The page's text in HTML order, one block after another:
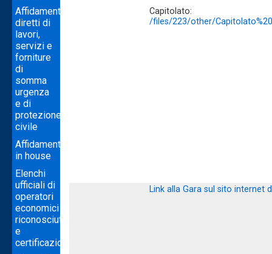
Affidamenti
diretti di
lavori,
servizi e
forniture
di
somma
urgenza
e di
protezione
civile
Affidamenti
in house
Elenchi
ufficiali di
operatori
economici
riconosciuti
e
certificazioni
Capitolato:
/files/223/other/
Link alla Gara sul sito internet